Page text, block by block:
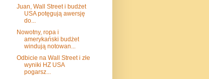
Juan, Wall Street i budżet
USA potęgują awersję
do...
Nowotny, ropa i
amerykański budżet
windują notowan...
Odbicie na Wall Street i złe
wyniki HZ USA
pogarsz...